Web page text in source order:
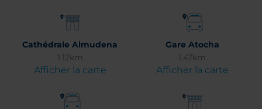
Cathédrale Almudena
1.12km
Afficher la carte
Gare Atocha
1.47km
Afficher la carte